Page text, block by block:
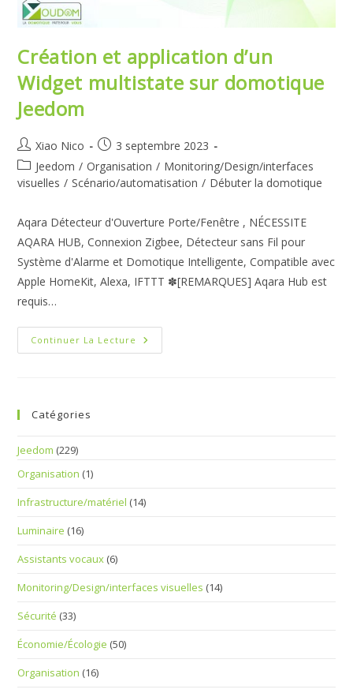
Création et application d’un
Widget multistate sur domotique
Jeedom
Auteur/autrice
de
la
Xiao Nico
Publication
publiée :
3 septembre 2023
Post
category:
Jeedom / Organisation / Monitoring/Design/interfaces
visuelles / Scénario/automatisation / Débuter la domotique
Aqara Détecteur d'Ouverture Porte/Fenêtre , NÉCESSITE
AQARA HUB, Connexion Zigbee, Détecteur sans Fil pour
Système d'Alarme et Domotique Intelligente, Compatible avec
Apple HomeKit, Alexa, IFTTT ✽[REMARQUES] Aqara Hub est
requis…
Continuer La Lecture Création
Et
Catégories
Jeedom (229)
Organisation (1)
Infrastructure/matériel (14)
Luminaire (16)
Assistants vocaux (6)
Monitoring/Design/interfaces visuelles (14)
Sécurité (33)
Économie/Écologie (50)
Organisation (16)